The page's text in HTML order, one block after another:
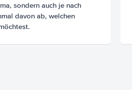
sondern auch je nach
davon ab, welchen